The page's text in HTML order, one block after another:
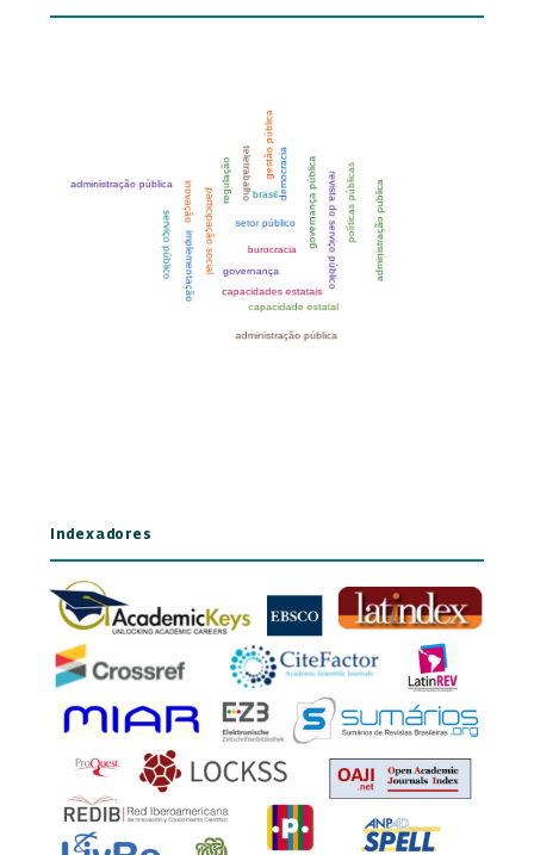
Indexadores